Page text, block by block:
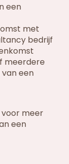
een
met
bedrijf
meerdere
een
voor meer
een